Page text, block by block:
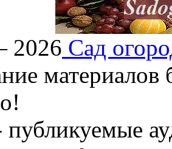
2026 Сад
материалов